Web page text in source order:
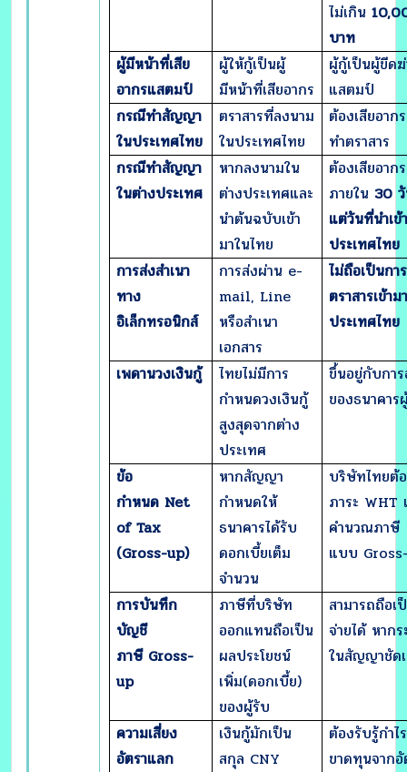
ไม่เกิน
บาท
ผู้มีหน้าที่เสีย
อากรแสตมป์
ผู้ให้กู้เป็นผู้
มีหน้าที่เสียอากร
ผู้กู้เป็นผู้ขีด
แสตมป์
กรณีทำสัญญา
ในประเทศไทย
ตราสารที่ลงนาม
ในประเทศไทย
ต้องเสียอา
ทำตราสาร
กรณีทำสัญญา
ในต่างประเทศ
หากลงนามใน
ต่างประเทศและ
นำต้นฉบับเข้า
มาในไทย
ต้องเสียอากร
ภายใน 30
แต่วันที่นำเข้
ประเทศไทย
การส่งสำเนา
ทาง
อิเล็กทรอนิกส์
การส่งผ่าน e-
mail, Line
หรือสำเนา
เอกสาร
ไม่ถือเป็นกา
ตราสารเข้าม
ประเทศไทย
เพดานวงเงินกู้
ไทยไม่มีการ
กำหนดวงเงินกู้
สูงสุดจากต่าง
ประเทศ
ขึ้นอยู่กับกา
ของธนาคาร
ข้อ
กำหนด Net
of Tax
(Gross-up)
หากสัญญา
กำหนดให้
ธนาคารได้รับ
ดอกเบี้ยเต็ม
จำนวน
บริษัทไทยต้
ภาระ WHT
คำนวณภาษี
แบบ
การบันทึก
บัญชี
ภาษี Gross-
up
ภาษีที่บริษัท
ออกแทนถือเป็น
ผลประโยชน์
เพิ่ม(ดอกเบี้ย)
ของผู้รับ
สามารถถือเ
จ่ายได้ หากร
ในสัญญาชัด
ความเสี่ยง
อัตราแลก
เงินกู้มักเป็น
สกุล CNY
ต้องรับรู้กำไ
ขาดทุนจากอั